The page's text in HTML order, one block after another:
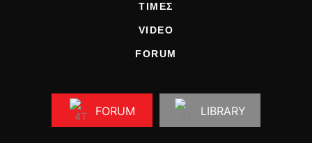
ΤΙΜΕΣ
VIDEO
FORUM
FORUM LIBRARY